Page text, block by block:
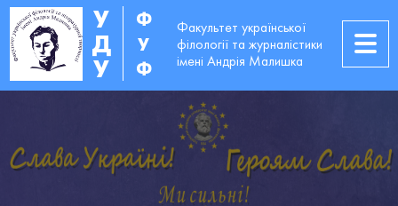
У
Д
У
Ф
У
Ф
Факультет української
філології та журналістики
імені Андрія Малишка